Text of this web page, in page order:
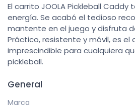
El carrito JOOLA Pickleball
energía. Se acabó el tedioso
mantente en el juego y disfruta
Práctico, resistente y móvil, es el
imprescindible para cualquiera
pickleball.
General
Marca